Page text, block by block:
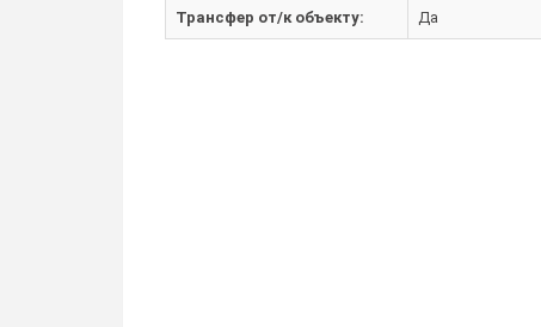
Трансфер от/к объекту: Да